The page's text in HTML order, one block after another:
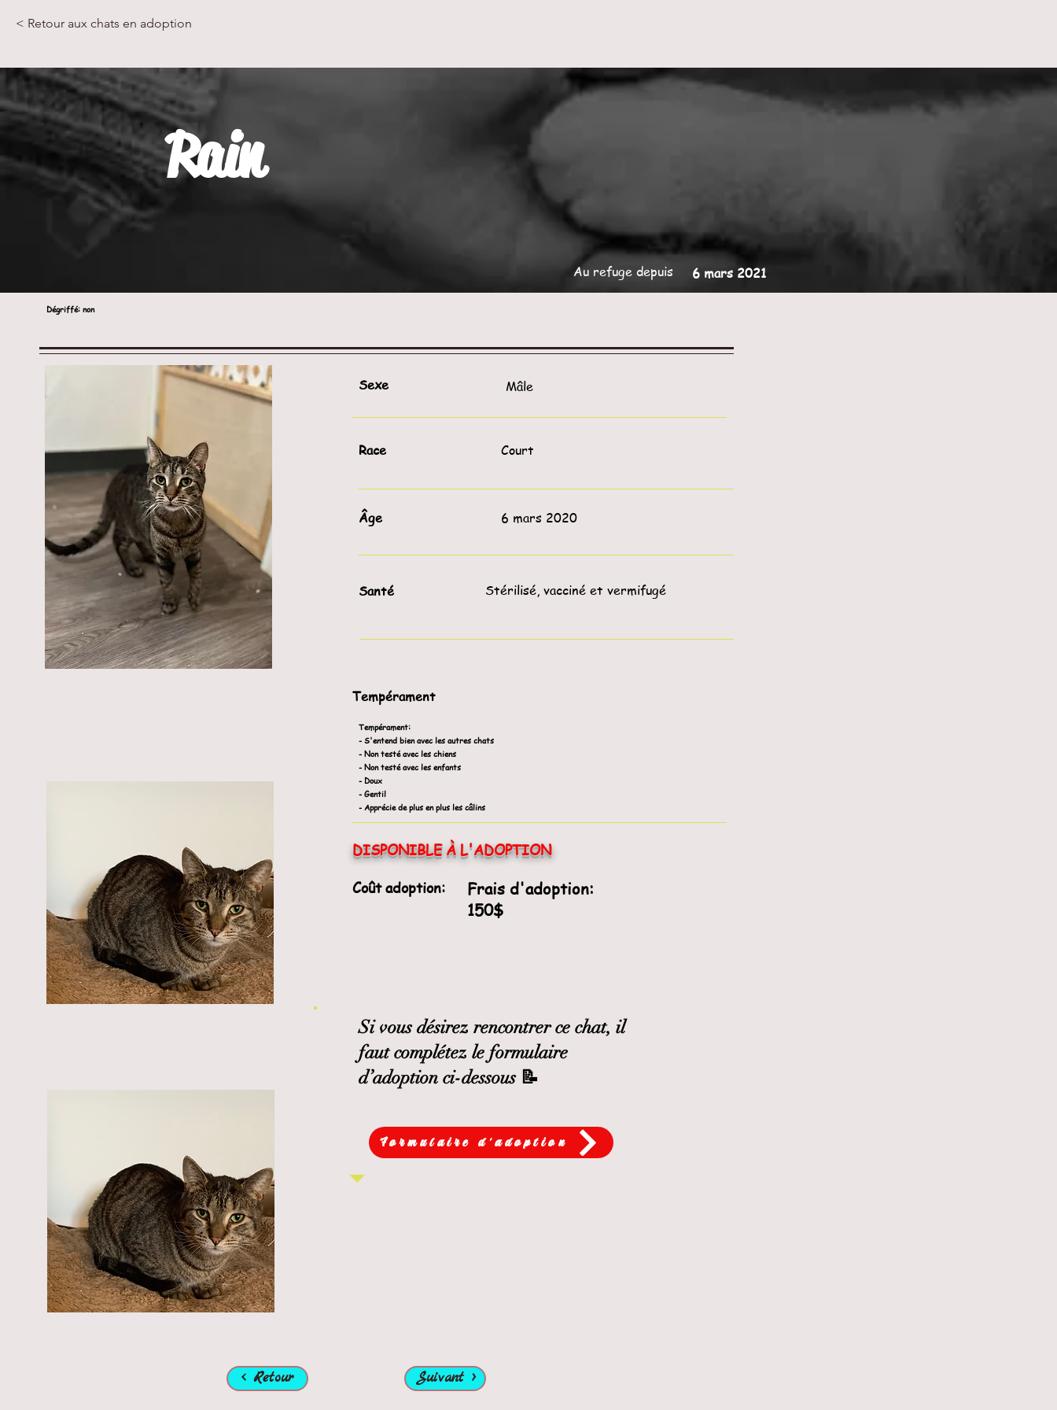
< Retour aux chats en adoption
Rain
Au refuge depuis 6 mars 2021
Dégriffé: non
Sexe Mâle
Race Court
Âge 6 mars 2020
Santé Stérilisé, vacciné et vermifugé
Tempérament
Tempérament:
- S'entend bien avec les autres chats
- Non testé avec les chiens
- Non testé avec les enfants
- Doux
- Gentil
- Apprécie de plus en plus les câlins
DISPONIBLE À L'ADOPTION
Coût adoption:
Frais d'adoption:
150$
Si vous désirez rencontrer ce chat, il
faut complétez le formulaire
d’adoption ci-dessous 📝
Formulaire d'adoption
< Retour Suivant >